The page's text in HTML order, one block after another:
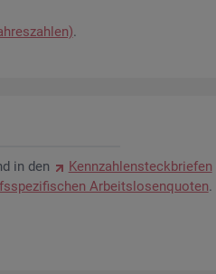
.
in den Kenn­zah­len­steck­brie­fen
Ar­beits­lo­sen­quo­ten.